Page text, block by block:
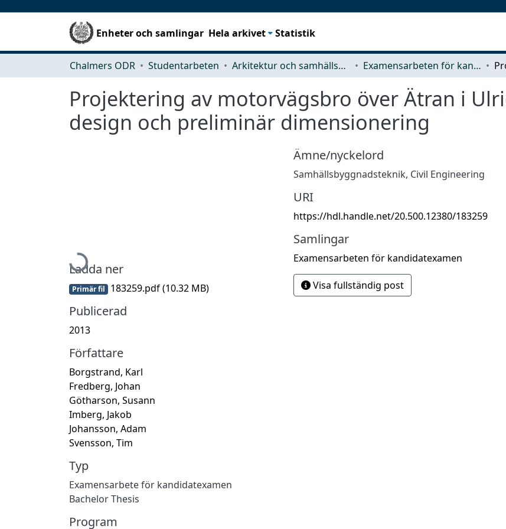
Enheter och samlingar Hela arkivet Statistik
Chalmers ODR Studentarbeten Arkitektur och samhällsbyggnadsteknik (ACE) Examensarbeten för kandidatexamen
Projektering av motorvägsbro över Ätran i
design och preliminär dimensionering
Hämtar...
Ladda ner
Primär fil 183259.pdf(10.32 MB)
Publicerad
2013
Författare
Borgstrand, Karl
Fredberg, Johan
Götharson, Susann
Imberg, Jakob
Johansson, Adam
Svensson, Tim
Typ
Examensarbete för kandidatexamen
Bachelor Thesis
Program
Ämne/nyckelord
Samhällsbyggnadsteknik, Civil Engineering
URI
https://hdl.handle.net/20.500.12380/183259
Samlingar
Examensarbeten för kandidatexamen
Visa fullständig post